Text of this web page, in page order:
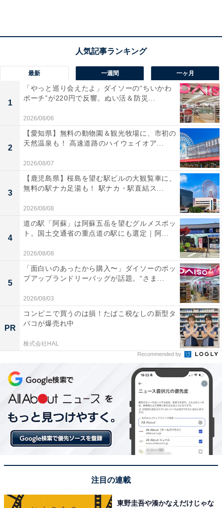
マネー基礎講座は4回シリーズ。第1回は家計防衛
「マネー基礎講座」の第1弾は全4回のシリーズになって
います。第1回は、メルカリやメルペイを活用した家計
防衛術を紹介します。実は筆者も特別ゲストで話をさせ
ていただきますが、他にもAll Aboutで家計簿・家計管理
のガイドを務める飯村久美さんも登壇されます。
開催方法：YouTube ライブ
最新 一週間 一ヶ月
1
「やっと巡り会えたよ」ダイソーの“ちいかわ
ポーチ”が220円で反響。ぬい活＆防災...
2026/08/06
2
【愛知県】無料の動物園＆観光牧場に、市初の
天然温泉も！ 高速道路のハイウェイオア...
2026/08/07
3
【鹿児島県】桜島を望む駅ビルの大観覧車に、
無料の駅ナカ足湯も！ 駅ナカ・駅直結ス...
2026/08/08
4
道の駅「阿蘇」は阿蘇五岳を望むグルメスポッ
ト。国土交通省の重点道の駅にも選定｜阿...
2026/08/08
5
「面白いのあったから購入〜」ダイソーのポッ
プアップランドリーバッグが話題。“さま...
2026/08/03
PR
コンビニで買うのは損！たばこ税なしの新型タ
バコが爆売れ中
株式会社HAL
Recommended by
注目の連載
東野圭吾や湊かなえだけじゃな